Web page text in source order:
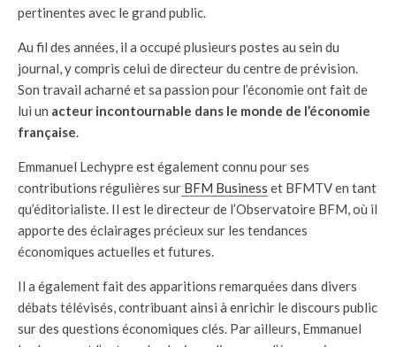
pertinentes avec le grand public.
Au fil des années, il a occupé plusieurs postes au sein du
journal, y compris celui de directeur du centre de prévision.
Son travail acharné et sa passion pour l’économie ont fait de
lui un acteur incontournable dans le monde de l’économie
française
Emmanuel Lechypre est également connu pour ses
contributions régulières sur BFM Business et BFMTV en tant
qu’éditorialiste. Il est le directeur de l’Observatoire BFM, où il
apporte des éclairages précieux sur les tendances
économiques actuelles et futures.
Il a également fait des apparitions remarquées dans divers
débats télévisés, contribuant ainsi à enrichir le discours public
sur des questions économiques clés. Par ailleurs, Emmanuel